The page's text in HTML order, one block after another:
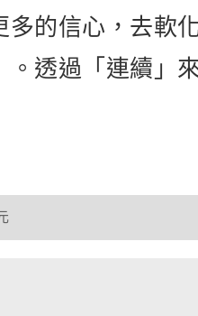
的信心，去軟
透過「連續」